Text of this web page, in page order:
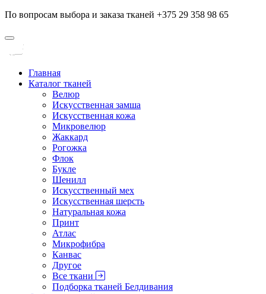
По вопросам выбора и заказа тканей +375 29 358 98 65
Главная
Каталог тканей
Велюр
Искусственная замша
Искусственная кожа
Микровелюр
Жаккард
Рогожка
Флок
Букле
Шенилл
Искусственный мех
Искусственная шерсть
Натуральная кожа
Принт
Атлас
Микрофибра
Канвас
Другое
Все ткани
Подборка тканей Белдивания